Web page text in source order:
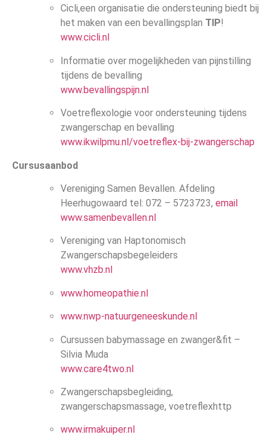
Cicli,een organisatie die ondersteuning biedt bij
het maken van een bevallingsplan TIP!
www.cicli.nl
Informatie over mogelijkheden van pijnstilling
tijdens de bevalling
www.bevallingspijn.nl
Voetreflexologie voor ondersteuning tijdens
zwangerschap en bevalling
www.ikwilpmu.nl/voetreflex-bij-zwangerschap
Cursusaanbod
Vereniging Samen Bevallen. Afdeling
Heerhugowaard tel: 072 – 5723723, email
www.samenbevallen.nl
Vereniging van Haptonomisch
Zwangerschapsbegeleiders
www.vhzb.nl
www.homeopathie.nl
www.nwp-natuurgeneeskunde.nl
Cursussen babymassage en zwanger&fit –
Silvia Muda
www.care4two.nl
Zwangerschapsbegleiding,
zwangerschapsmassage, voetreflexhttp
www.irmakuiper.nl